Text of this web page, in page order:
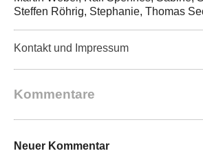
Steffen Röhrig, Stephanie, Thomas
Kontakt und Impressum
Kommentare
Neuer Kommentar